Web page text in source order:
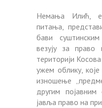
Немања Илић,
питања,
бави
везују за
територији
ужем облику,
изношење
другим
јавља право на